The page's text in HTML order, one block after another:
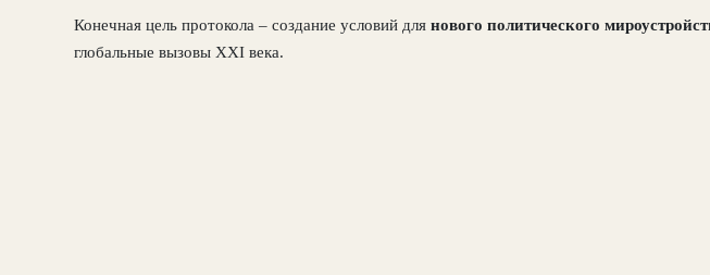
Конечная цель протокола – создание условий для нового политического
глобальные вызовы XXI века.